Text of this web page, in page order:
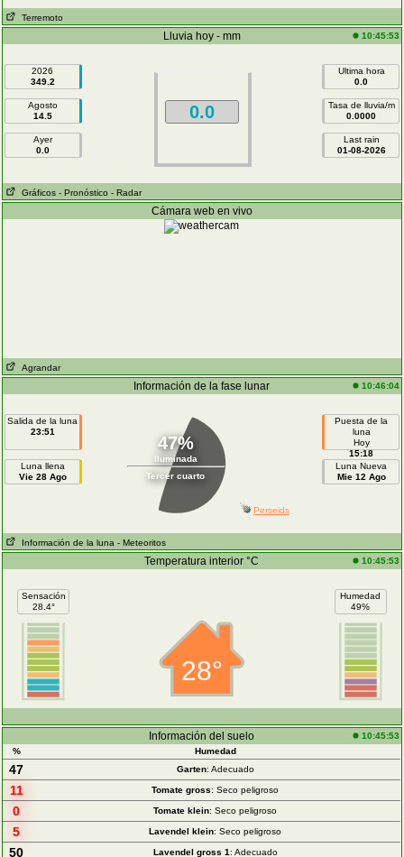
Terremoto
Lluvia hoy - mm 10:45:53
2026
349.2
Agosto
14.5
Ayer
0.0
0.0
Ultima hora
0.0
Tasa de lluvia/m
0.0000
Last rain
01-08-2026
Gráficos - Pronóstico - Radar
Cámara web en vivo
Agrandar
Información de la fase lunar 10:46:04
Salida de la luna
23:51
Luna llena
Vie 28 Ago
47%
Iluminada
Tercer cuarto
Puesta de la
luna
Hoy
15:18
Luna Nueva
Mie 12 Ago
Perseids
Información de la luna - Meteoritos
Temperatura interior °C 10:45:53
Sensación
28.4°
28°
Humedad
49%
Información del suelo
10:45:53
%
Humedad
47 Garten: Adecuado
11 Tomate gross: Seco peligroso
0 Tomate klein: Seco peligroso
5 Lavendel klein: Seco peligroso
50 Lavendel gross 1 : Adecuado